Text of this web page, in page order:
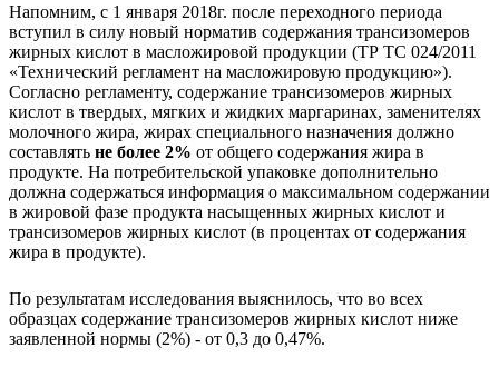
Напомним, с 1 января 2018г. после переходного периода
вступил в силу новый норматив содержания трансизомеров
жирных кислот в масложировой продукции (ТР ТС 024/2011
«Технический регламент на масложировую продукцию»).
Согласно регламенту, содержание трансизомеров жирных
кислот в твердых, мягких и жидких маргаринах, заменителях
молочного жира, жирах специального назначения должно
составлять не более 2% от общего содержания жира в
продукте. На потребительской упаковке дополнительно
должна содержаться информация о максимальном содержании
в жировой фазе продукта насыщенных жирных кислот и
трансизомеров жирных кислот (в процентах от содержания
жира в продукте).
По результатам исследования выяснилось, что во всех
образцах содержание трансизомеров жирных кислот ниже
заявленной нормы (2%) - от 0,3 до 0,47%.